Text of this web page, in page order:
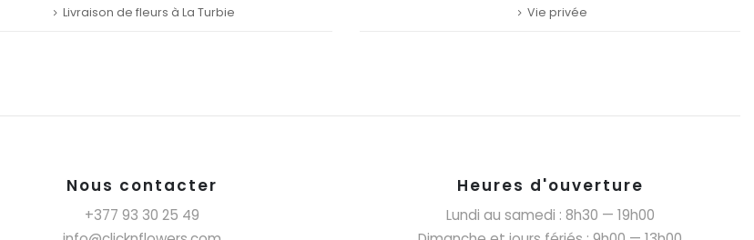
Livraison de fleurs à La Turbie Vie privée
Nous contacter
+377 93 30 25 49
Heures d'ouverture
Lundi au samedi : 8h30 — 19h00